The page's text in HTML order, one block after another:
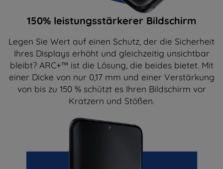
150% leistungsstärkerer Bildschirm
Legen Sie Wert auf einen Schutz, der die Sicherheit
Ihres Displays erhöht und gleichzeitig unsichtbar
bleibt? ARC+™ ist die Lösung, die beides bietet. Mit
einer Dicke von nur 0,17 mm und einer Verstärkung
von bis zu 150 % schützt es Ihren Bildschirm vor
Kratzern und Stößen.